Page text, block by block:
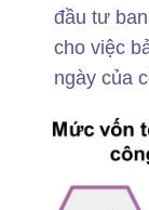
đầu tư
cho việc
ngày của